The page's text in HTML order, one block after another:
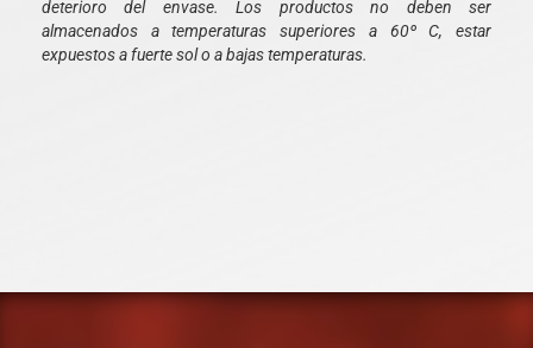
deterioro del envase. Los productos no deben ser
almacenados a temperaturas superiores a 60º C, estar
expuestos a fuerte sol o a bajas temperaturas.